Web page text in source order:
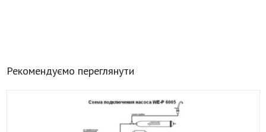
Рекомендуємо переглянути